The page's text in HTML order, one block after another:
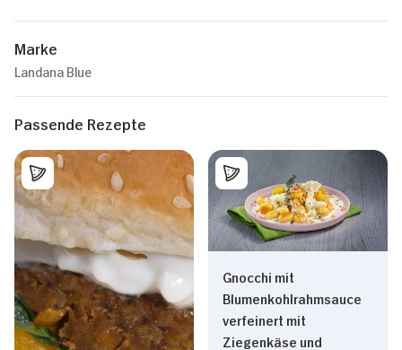
Marke
Landana Blue
Passende Rezepte
Gnocchi mit
Blumenkohlrahmsauce
verfeinert mit
Ziegenkäse und